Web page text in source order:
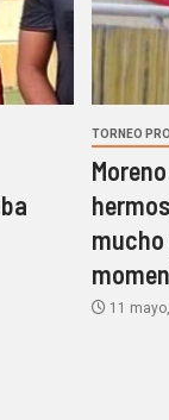
TORNEO
11